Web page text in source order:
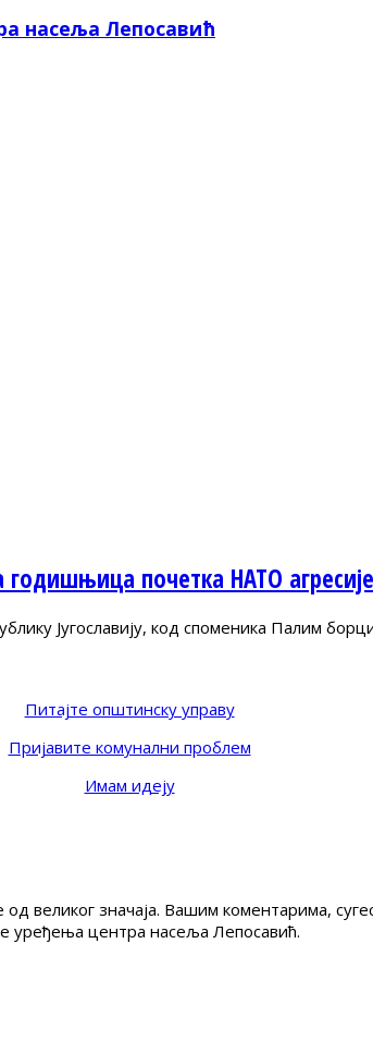
насеља Лепосавић
почетка НАТО агресије
Југославију, код споменика Палим
Питајте општинску управу
Пријавите комунални проблем
Имам идеју
великог значаја. Вашим коментарима,
уређења центра насеља Лепосавић.